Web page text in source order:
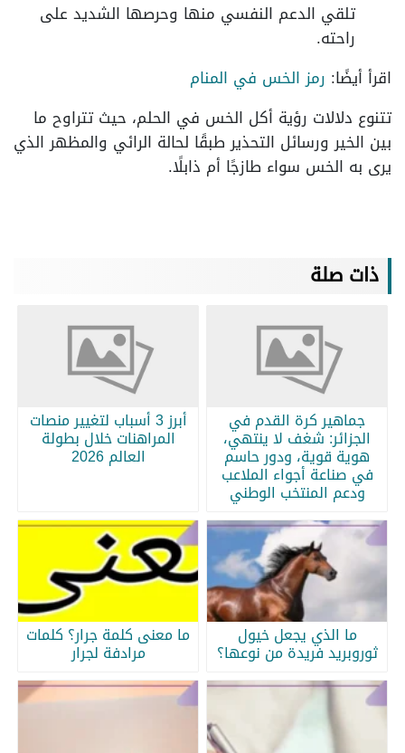
تلقي الدعم النفسي منها وحرصها الشديد على
راحته.
اقرأ أيضًا: رمز الخس في المنام
تتنوع دلالات رؤية أكل الخس في الحلم، حيث تتراوح ما
بين الخير ورسائل التحذير طبقًا لحالة الرائي والمظهر الذي
يرى به الخس سواء طازجًا أم ذابلًا.
ذات صلة
جماهير كرة القدم في
الجزائر: شغف لا ينتهي،
هوية قوية، ودور حاسم
في صناعة أجواء الملاعب
ودعم المنتخب الوطني
أبرز 3 أسباب لتغيير منصات
المراهنات خلال بطولة
العالم 2026
ما الذي يجعل خيول
ثوروبريد فريدة من نوعها؟
ما معنى كلمة جرار؟ كلمات
مرادفة لجرار